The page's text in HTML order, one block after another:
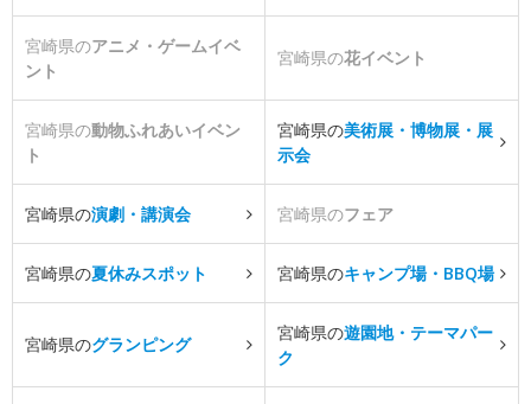
宮崎県のアニメ・ゲームイベ
ント
宮崎県の花イベント
宮崎県の動物ふれあいイベン
ト
宮崎県の美術展・博物展・展
示会
宮崎県の演劇・講演会 宮崎県のフェア
宮崎県の夏休みスポット 宮崎県のキャンプ場・BBQ場
宮崎県のグランピング
宮崎県の遊園地・テーマパー
ク